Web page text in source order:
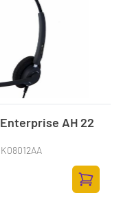
AH 22
Toevoegen